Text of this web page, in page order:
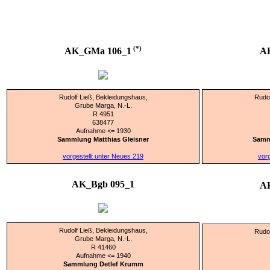
AK_GMa 106_1 (*)
Rudolf Ließ, Bekleidungshaus,
Grube Marga, N.-L.
R 4951
638477
Aufnahme <= 1930
Sammlung Matthias Gleisner
vorgestellt unter Neues 219
AK_Bgb 095_1
Rudolf Ließ, Bekleidungshaus,
Grube Marga, N.-L.
R 41460
Aufnahme <= 1940
Sammlung Detlef Krumm